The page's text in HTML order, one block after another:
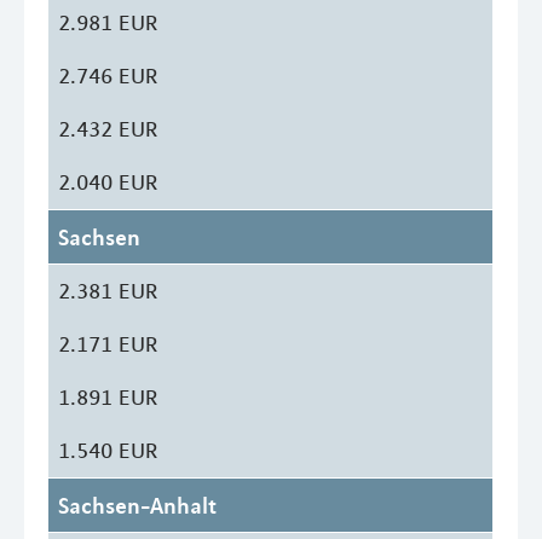
2.981 EUR
2.746 EUR
2.432 EUR
2.040 EUR
Sachsen
2.381 EUR
2.171 EUR
1.891 EUR
1.540 EUR
Sachsen-Anhalt